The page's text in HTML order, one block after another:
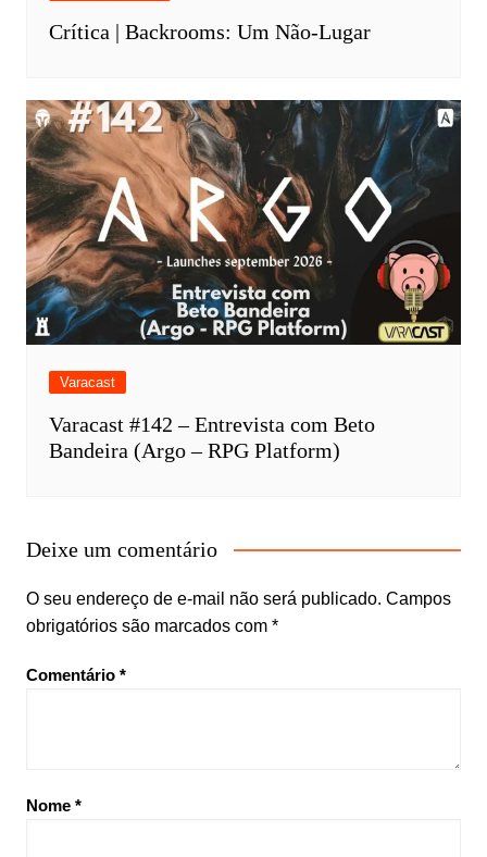
Crítica | Backrooms: Um Não-Lugar
Varacast
Varacast #142 – Entrevista com Beto
Bandeira (Argo – RPG Platform)
Deixe um comentário
O seu endereço de e-mail não será publicado. Campos
obrigatórios são marcados com *
Comentário *
Nome *